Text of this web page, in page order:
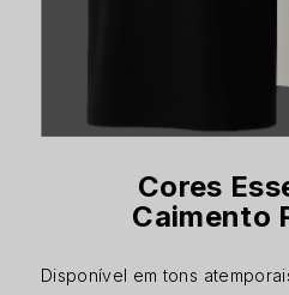
Cores
Caimento
Disponível em tons